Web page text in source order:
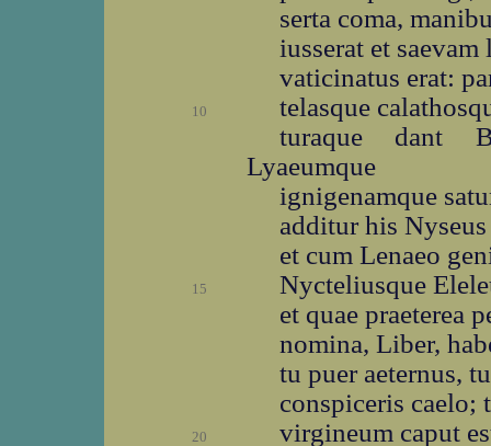
serta coma,
iusserat et
vaticinatus erat:
10
telasque
turaque dant
Lyaeumque
ignigenamque
additur his
et cum Lenaeo
15
Nycteliusque
et quae praeterea
nomina, Liber,
tu puer aeternus,
conspiceris caelo;
20
virgineum caput